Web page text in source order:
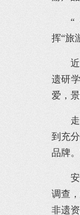
“
挥“旅
遗研
爱，
到充
品牌
调查
非遗